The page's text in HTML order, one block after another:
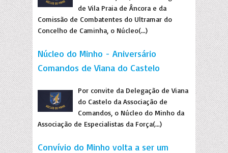
de Vila Praia de Âncora e da
Comissão de Combatentes do Ultramar do
Concelho de Caminha, o Núcleo(...)
Núcleo do Minho - Aniversário
Comandos de Viana do Castelo
Por convite da Delegação de Viana
do Castelo da Associação de
Comandos, o Núcleo do Minho da
Associação de Especialistas da Força(...)
Convívio do Minho volta a ser um